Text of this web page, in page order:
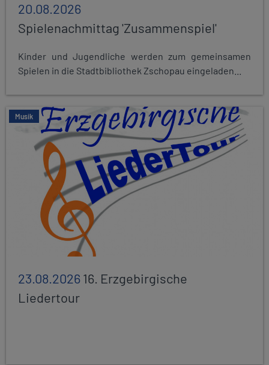
20.08.2026
Spielenachmittag 'Zusammenspiel'
Kinder und Jugendliche werden zum gemeinsamen
Spielen in die Stadtbibliothek Zschopau eingeladen...
Musik
23.08.202616. Erzgebirgische
Liedertour